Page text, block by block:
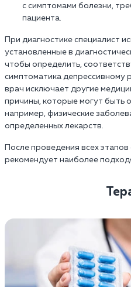
с симптомами болезни,
пациента.
При диагностике специалист
установленные в
чтобы определить,
симптоматика депрессивному
врач исключает другие
причины, которые могут быть
например, физические
определенных лекарств.
После проведения всех этапов
рекомендует наиболее